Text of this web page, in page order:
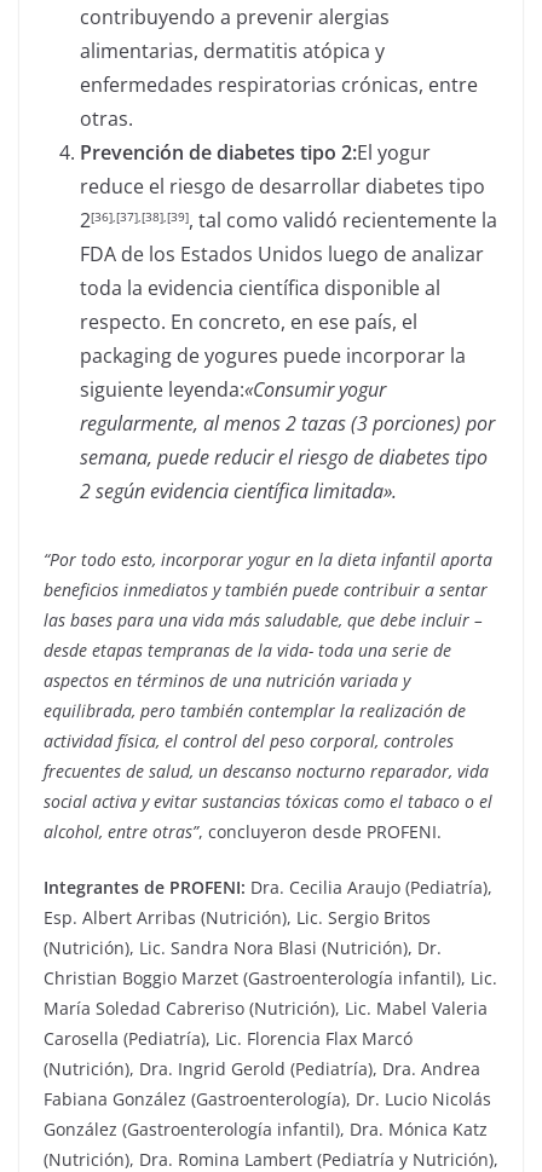
contribuyendo a prevenir alergias
alimentarias, dermatitis atópica y
enfermedades respiratorias crónicas, entre
otras.
Prevención de diabetes tipo 2:El yogur
reduce el riesgo de desarrollar diabetes tipo
2[36] ,[37],[38],[39], tal como validó recientemente la
FDA de los Estados Unidos luego de analizar
toda la evidencia científica disponible al
respecto. En concreto, en ese país, el
packaging de yogures puede incorporar la
siguiente leyenda:«Consumir yogur
regularmente, al menos 2 tazas (3 porciones) por
semana, puede reducir el riesgo de diabetes tipo
2 según evidencia científica limitada».
“Por todo esto, incorporar yogur en la dieta infantil aporta
beneficios inmediatos y también puede contribuir a sentar
las bases para una vida más saludable, que debe incluir –
desde etapas tempranas de la vida- toda una serie de
aspectos en términos de una nutrición variada y
equilibrada, pero también contemplar la realización de
actividad física, el control del peso corporal, controles
frecuentes de salud, un descanso nocturno reparador, vida
social activa y evitar sustancias tóxicas como el tabaco o el
alcohol, entre otras”, concluyeron desde PROFENI.
Integrantes de PROFENI: Dra. Cecilia Araujo (Pediatría),
Esp. Albert Arribas (Nutrición), Lic. Sergio Britos
(Nutrición), Lic. Sandra Nora Blasi (Nutrición), Dr.
Christian Boggio Marzet (Gastroenterología infantil), Lic.
María Soledad Cabreriso (Nutrición), Lic. Mabel Valeria
Carosella (Pediatría), Lic. Florencia Flax Marcó
(Nutrición), Dra. Ingrid Gerold (Pediatría), Dra. Andrea
Fabiana González (Gastroenterología), Dr. Lucio Nicolás
González (Gastroenterología infantil), Dra. Mónica Katz
(Nutrición), Dra. Romina Lambert (Pediatría y Nutrición),